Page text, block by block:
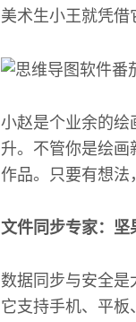
美术生小王就凭借
小赵是个业余的绘
升。不管你是绘
作品。只要有想法
文件同步专家：坚
数据同步与安全是
它支持手机、平板